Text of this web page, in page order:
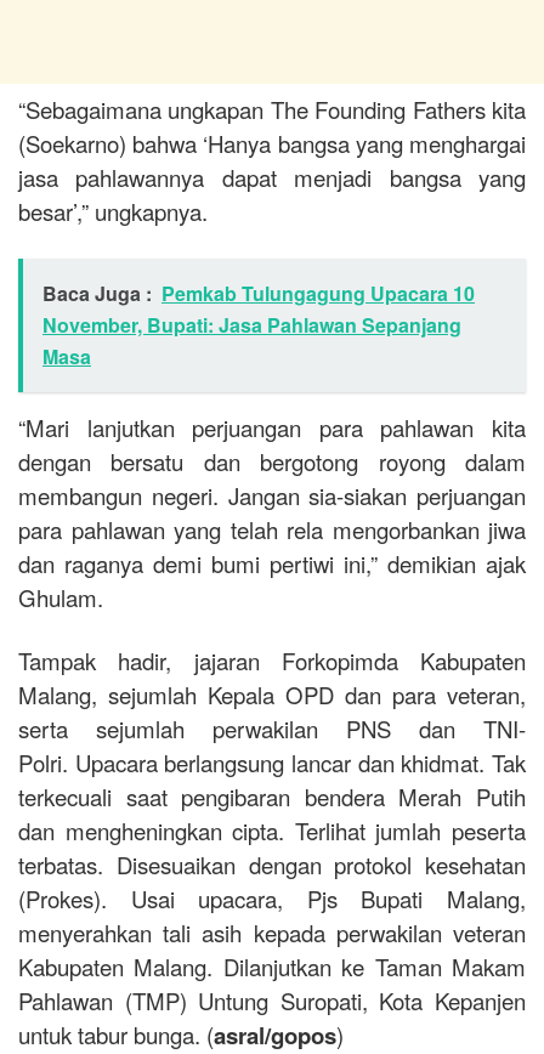
“Sebagaimana ungkapan The Founding Fathers kita
(Soekarno) bahwa ‘Hanya bangsa yang menghargai
jasa pahlawannya dapat menjadi bangsa yang
besar’,” ungkapnya.
Baca Juga : Pemkab Tulungagung Upacara 10
November, Bupati: Jasa Pahlawan Sepanjang
Masa
“Mari lanjutkan perjuangan para pahlawan kita
dengan bersatu dan bergotong royong dalam
membangun negeri. Jangan sia-siakan perjuangan
para pahlawan yang telah rela mengorbankan jiwa
dan raganya demi bumi pertiwi ini,” demikian ajak
Ghulam.
Tampak hadir, jajaran Forkopimda Kabupaten
Malang, sejumlah Kepala OPD dan para veteran,
serta sejumlah perwakilan PNS dan TNI-
Polri. Upacara berlangsung lancar dan khidmat. Tak
terkecuali saat pengibaran bendera Merah Putih
dan mengheningkan cipta. Terlihat jumlah peserta
terbatas. Disesuaikan dengan protokol kesehatan
(Prokes). Usai upacara, Pjs Bupati Malang,
menyerahkan tali asih kepada perwakilan veteran
Kabupaten Malang. Dilanjutkan ke Taman Makam
Pahlawan (TMP) Untung Suropati, Kota Kepanjen
untuk tabur bunga. (asral/gopos)